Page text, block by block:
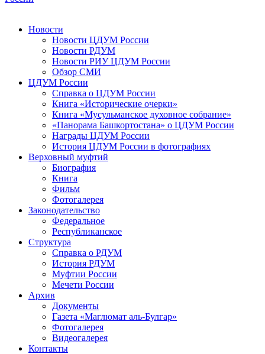
Новости
Новости ЦДУМ России
Новости РДУМ
Новости РИУ ЦДУМ России
Обзор СМИ
ЦДУМ России
Справка о ЦДУМ России
Книга «Исторические очерки»
Книга «Мусульманское духовное собрание»
«Панорама Башкортостана» о ЦДУМ России
Награды ЦДУМ России
История ЦДУМ России в фотографиях
Верховный муфтий
Биография
Книга
Фильм
Фотогалерея
Законодательство
Федеральное
Республиканское
Структура
Справка о РДУМ
История РДУМ
Муфтии России
Мечети России
Архив
Документы
Газета «Маглюмат аль-Булгар»
Фотогалерея
Видеогалерея
Контакты